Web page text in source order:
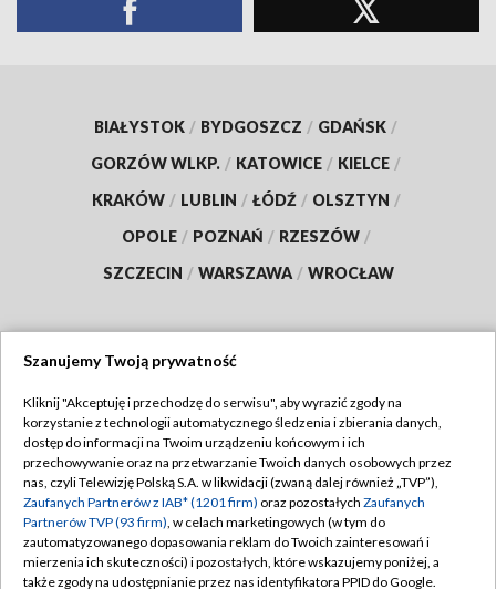
BIAŁYSTOK / BYDGOSZCZ / GDAŃSK /
GORZÓW WLKP. / KATOWICE / KIELCE /
KRAKÓW / LUBLIN / ŁÓDŹ / OLSZTYN /
OPOLE / POZNAŃ / RZESZÓW /
SZCZECIN / WARSZAWA / WROCŁAW
TVP
Abonament TVP
Emisja w TVP
Centrum informacji TVP
Naziemna Telewizja Cyfrowa
Regulamin TVP
Polityka prywatności
Moje zgody
Pomoc
Szanujemy Twoją prywatność
Kliknij "Akceptuję i przechodzę do serwisu", aby wyrazić zgody na
korzystanie z technologii automatycznego śledzenia i zbierania danych,
dostęp do informacji na Twoim urządzeniu końcowym i ich
przechowywanie oraz na przetwarzanie Twoich danych osobowych przez
nas, czyli Telewizję Polską S.A. w likwidacji (zwaną dalej również „TVP”),
Zaufanych Partnerów z IAB* (1201 firm) oraz pozostałych Zaufanych
Partnerów TVP (93 firm), w celach marketingowych (w tym do
zautomatyzowanego dopasowania reklam do Twoich zainteresowań i
mierzenia ich skuteczności) i pozostałych, które wskazujemy poniżej, a
także zgody na udostępnianie przez nas identyfikatora PPID do Google.